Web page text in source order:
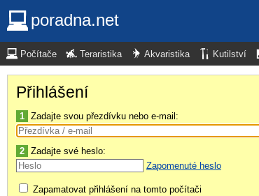
poradna.net
Počítače Teraristika Akvaristika Kutilství
Přihlášení
1 Zadajte svou přezdívku nebo e-mail:
2 Zadajte své heslo:
Zapomenuté heslo
Zapamatovat přihlášení na tomto počítači